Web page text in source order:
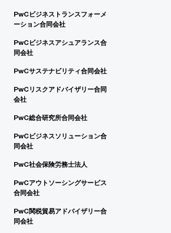
PwCビジネストランスフォーメ
ーション合同会社
PwCビジネスアシュアランス合
同会社
PwCサステナビリティ合同会社
PwCリスクアドバイザリー合同
会社
PwC総合研究所合同会社
PwCビジネスソリューション合
同会社
PwC社会保険労務士法人
PwCアウトソーシングサービス
合同会社
PwC関税貿易アドバイザリー合
同会社